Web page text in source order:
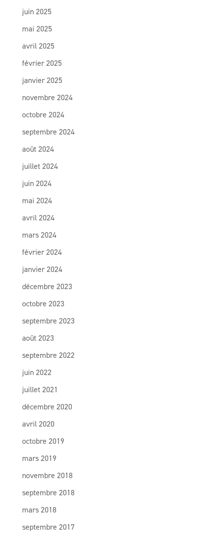
juin 2025
mai 2025
avril 2025
février 2025
janvier 2025
novembre 2024
octobre 2024
septembre 2024
août 2024
juillet 2024
juin 2024
mai 2024
avril 2024
mars 2024
février 2024
janvier 2024
décembre 2023
octobre 2023
septembre 2023
août 2023
septembre 2022
juin 2022
juillet 2021
décembre 2020
avril 2020
octobre 2019
mars 2019
novembre 2018
septembre 2018
mars 2018
septembre 2017